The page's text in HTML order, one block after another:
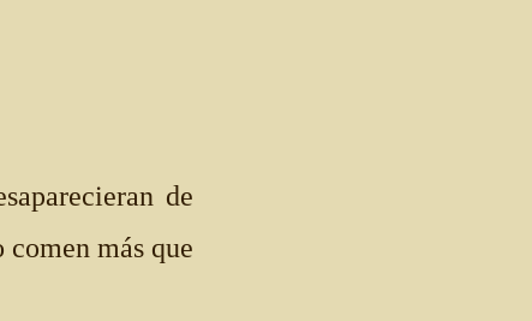
de
comen más que